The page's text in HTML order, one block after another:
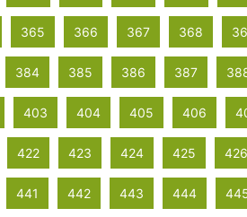
365 366 367 368
384 385 386 387
403 404 405 406
422 423 424 425 426
441 442 443 444